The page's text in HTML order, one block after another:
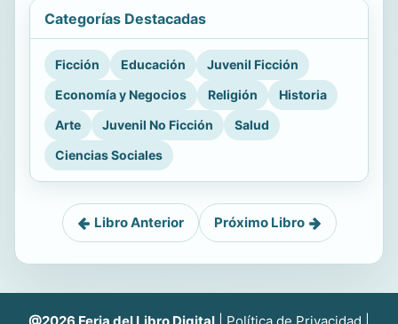
Categorías Destacadas
Ficción Educación
Juvenil Ficción
Economía y Negocios
Religión
Historia
Arte
Juvenil No Ficción
Salud
Ciencias Sociales
Libro Anterior Próximo Libro